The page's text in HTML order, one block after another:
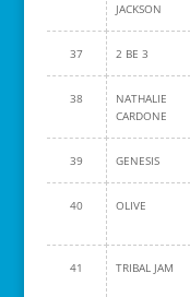
JACKSON
37 2 BE 3
38
NATHALIE
CARDONE
39 GENESIS
40 OLIVE
41 TRIBAL JAM